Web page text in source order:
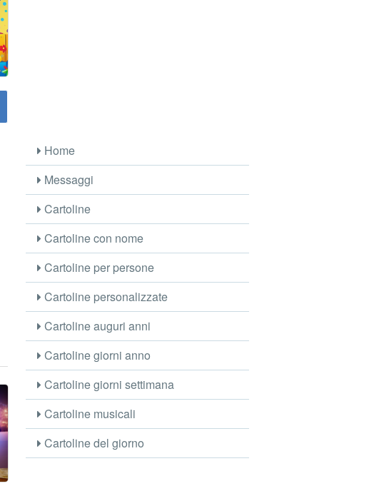
Home
Messaggi
Cartoline
Cartoline con nome
Cartoline per persone
Cartoline personalizzate
Cartoline auguri anni
Cartoline giorni anno
Cartoline giorni settimana
Cartoline musicali
Cartoline del giorno